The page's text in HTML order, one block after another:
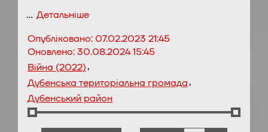
… Детальніше
Опубліковано:07.02.2023 21:45
Оновлено:30.08.2024 15:45
Війна (2022),
Дубенська територіальна громада,
Дубенський район